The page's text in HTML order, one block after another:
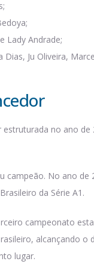
Lady Andrade;
Ju Oliveira,
estruturada no ano de
campeão. No ano de
da Série A1.
campeonato
alcançando o
lugar.